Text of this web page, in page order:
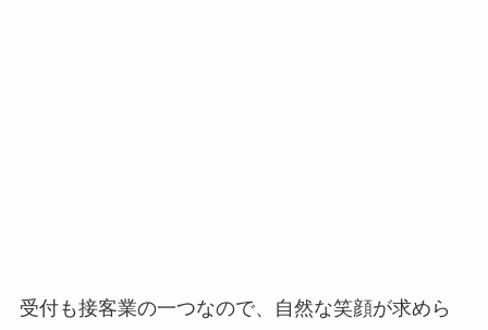
受付も接客業の一つなので、自然な笑顔が求めら